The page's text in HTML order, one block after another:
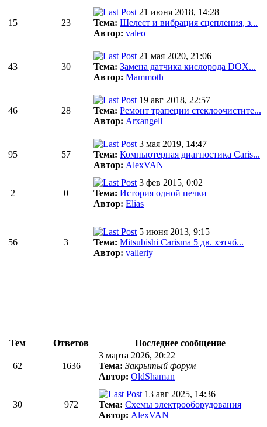
15 23
21 июня 2018, 14:28
Тема: Шелест и вибрация сцепления, з...
Автор: valeo
43 30
21 мая 2020, 21:06
Тема: Замена датчика кислорода DOX...
Автор: Mammoth
46 28
19 авг 2018, 22:57
Тема: Ремонт трапеции стеклоочистите...
Автор: Arxangell
95 57
3 мая 2019, 14:47
Тема: Компьютерная диагностика Caris...
Автор: AlexVAN
2 0
3 фев 2015, 0:02
Тема: История одной печки
Автор: Elias
56 3
5 июня 2013, 9:15
Тема: Mitsubishi Carisma 5 дв. хэтчб...
Автор: valleriy
Тем Ответов
Последнее сообщение
62 1636
3 марта 2026, 20:22
Тема: Закрытый форум
Автор: OldShaman
30 972
13 авг 2025, 14:36
Тема: Схемы электрооборудования
Автор: AlexVAN